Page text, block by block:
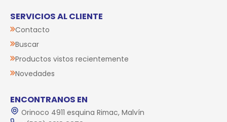
SERVICIOS AL CLIENTE
Contacto
Buscar
Productos vistos recientemente
Novedades
ENCONTRANOS EN
Orinoco 4911 esquina Rimac, Malvín